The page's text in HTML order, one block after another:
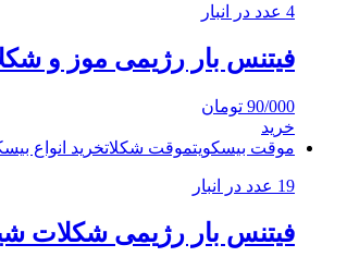
4 عدد در انبار
فیتنس بار رژیمی موز و
90/000 تومان
خرید
موقت بیسکویتموقت شکلاتخرید انواع
19 عدد در انبار
فیتنس بار رژیمی شکلات